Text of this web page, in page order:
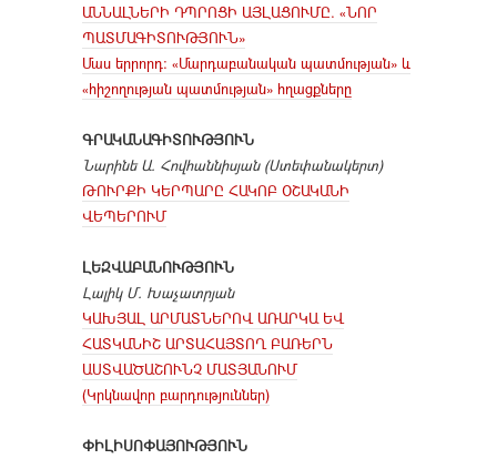
ԱՆՆԱԼՆԵՐԻ ԴՊՐՈՑԻ ԱՅԼԱՑՈՒՄԸ. «ՆՈՐ
ՊԱՏՄԱԳԻՏՈՒԹՅՈՒՆ»
Մաս երրորդ։ «Մարդաբանական պատմության» և
«հիշողության պատմության» հղացքները
ԳՐԱԿԱՆԱԳԻՏՈՒԹՅՈՒՆ
Նարինե Ա. Հովհաննիսյան (Ստեփանակերտ)
ԹՈՒՐՔԻ ԿԵՐՊԱՐԸ ՀԱԿՈԲ ՕՇԱԿԱՆԻ
ՎԵՊԵՐՈՒՄ
ԼԵԶՎԱԲԱՆՈՒԹՅՈՒՆ
Լալիկ Մ. Խաչատրյան
ԿԱԽՅԱԼ ԱՐՄԱՏՆԵՐՈՎ ԱՌԱՐԿԱ ԵՎ
ՀԱՏԿԱՆԻՇ ԱՐՏԱՀԱՅՏՈՂ ԲԱՌԵՐՆ
ԱՍՏՎԱԾԱՇՈՒՆՉ ՄԱՏՅԱՆՈՒՄ
(Կրկնավոր բարդություններ)
ՓԻԼԻՍՈՓԱՅՈՒԹՅՈՒՆ